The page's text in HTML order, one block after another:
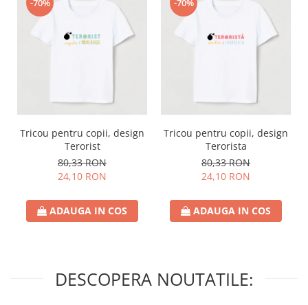
-70%
Tricou pentru copii, design
Terorist
80,33 RON
24,10 RON
ADAUGA IN COS
-70%
Tricou pentru copii, design
Terorista
80,33 RON
24,10 RON
ADAUGA IN COS
DESCOPERA NOUTATILE: